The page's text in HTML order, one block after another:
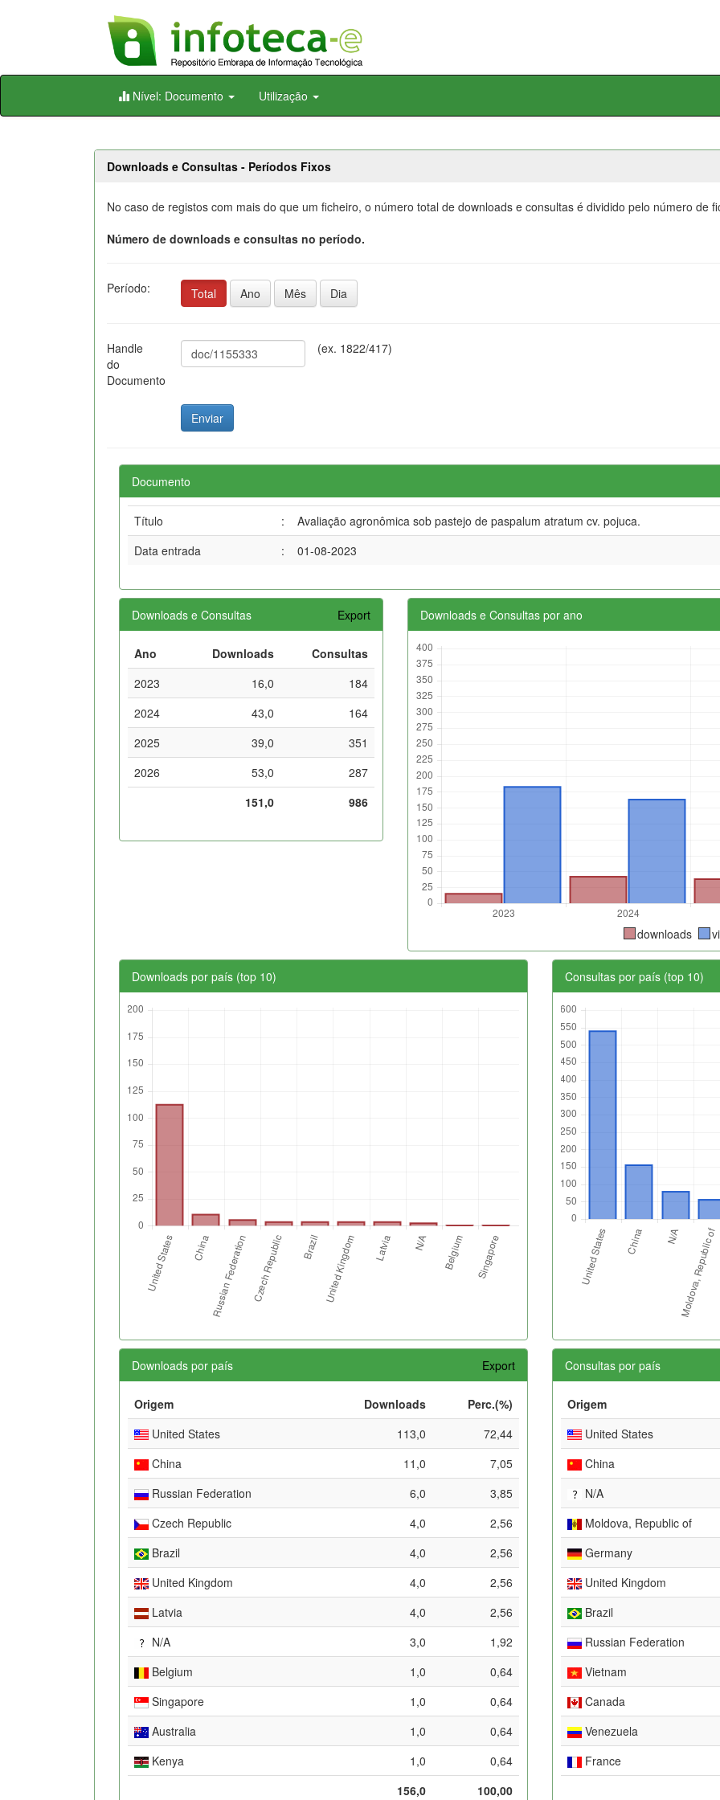
Skip
Nível: Documento Utilização
Downloads e Consultas - Períodos Fixos
No caso de registos com mais do que um ficheiro, o número total de downloads e consultas é dividido pelo número de
Número de downloads e consultas no período.
Período: Total Ano Mês Dia
Handle
do
Documento
(ex. 1822/417)
Documento
Título :
Avaliação agronômica sob pastejo de paspalum atratum cv. pojuca.
Data entrada
: 01-08-2023
Downloads e Consultas Export
Ano Downloads
Consultas
2023
16,0
184
2024
43,0
164
2025
39,0
351
2026
53,0
287
151,0
986
Downloads e Consultas por ano
downloads
Downloads por país (top 10) Consultas por país (top 10)
Downloads por país Export
Origem Downloads
Perc.(%)
United States
113,0
72,44
China
11,0
7,05
Russian Federation
6,0
3,85
Czech Republic
4,0
2,56
Brazil
4,0
2,56
United Kingdom
4,0
2,56
Latvia
4,0
2,56
N/A
3,0
1,92
Belgium
1,0
0,64
Singapore
1,0
0,64
Australia
1,0
0,64
Kenya
1,0
0,64
156,0
100,00
Consultas por país
Origem
United States
China
N/A
Moldova, Republic of
Germany
United Kingdom
Brazil
Russian Federation
Vietnam
Canada
Venezuela
France